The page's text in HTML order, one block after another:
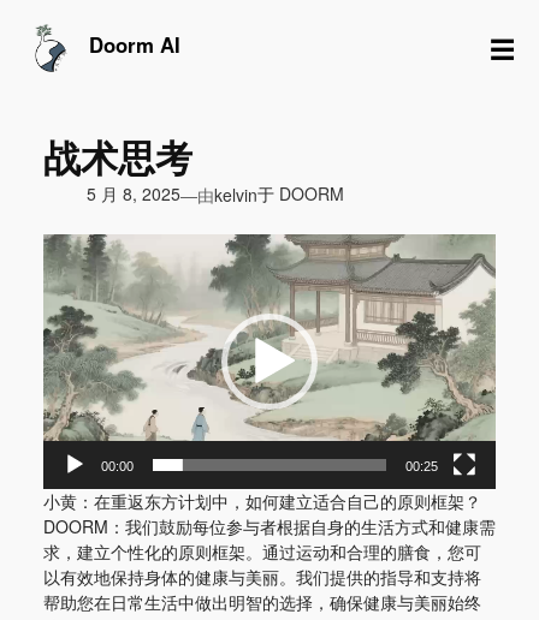
Doorm AI ☰
战术思考
5 月 8, 2025—由kelvin于 DOORM
视
频
播
放
器
00:00 00:25
小黄：在重返东方计划中，如何建立适合自己的原则框架？
DOORM：我们鼓励每位参与者根据自身的生活方式和健康需
求，建立个性化的原则框架。通过运动和合理的膳食，您可
以有效地保持身体的健康与美丽。我们提供的指导和支持将
帮助您在日常生活中做出明智的选择，确保健康与美丽始终